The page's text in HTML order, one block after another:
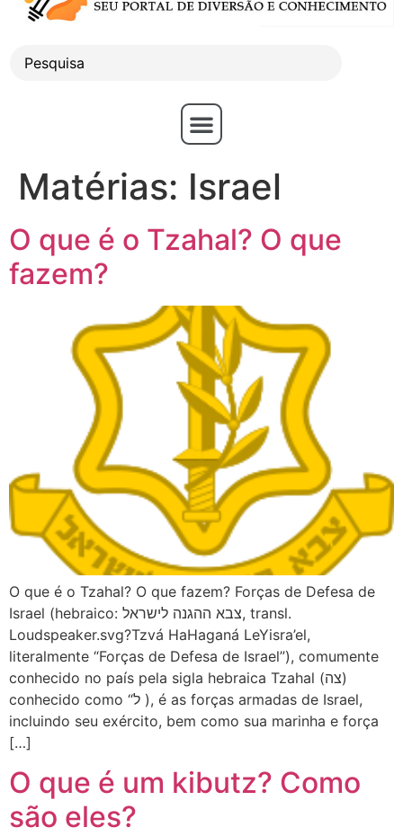
Matérias: Israel
O que é o Tzahal? O que
fazem?
O que é o Tzahal? O que fazem? Forças de Defesa de
Israel (hebraico: צבא ההגנה לישראל, transl.
Loudspeaker.svg?Tzvá HaHaganá LeYisra’el,
literalmente “Forças de Defesa de Israel”), comumente
conhecido no país pela sigla hebraica Tzahal (צה)
conhecido como “ל ), é as forças armadas de Israel,
incluindo seu exército, bem como sua marinha e força
[…]
O que é um kibutz? Como
são eles?